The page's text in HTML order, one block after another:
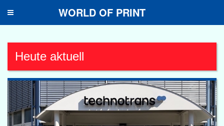
Toggle
WORLD OF PRINT
Heute aktuell